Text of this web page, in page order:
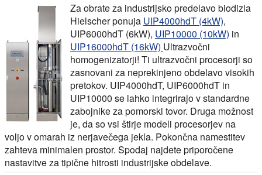
Za obrate za industrijsko predelavo biodizla
Hielscher ponuja UIP4000hdT (4kW),
UIP6000hdT (6kW), UIP10000 (10kW) in
UIP16000hdT (16kW) Ultrazvočni
homogenizatorji! Ti ultrazvočni procesorji so
zasnovani za neprekinjeno obdelavo visokih
pretokov. UIP4000hdT, UIP6000hdT in
UIP10000 se lahko integrirajo v standardne
zabojnike za pomorski tovor. Druga možnost
je, da so vsi štirje modeli procesorjev na
voljo v omarah iz nerjavečega jekla. Pokončna namestitev
zahteva minimalen prostor. Spodaj najdete priporočene
nastavitve za tipične hitrosti industrijske obdelave.